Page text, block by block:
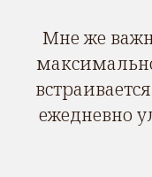
Мне же
ежедневно